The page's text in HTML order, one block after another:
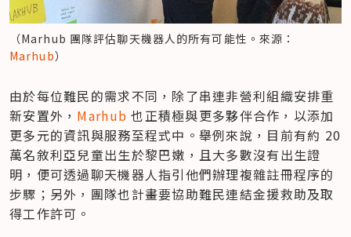
（Marhub 團隊評估聊天機器人的所有可能性。來源：
Marhub）
由於每位難民的需求不同，除了串連非營利組織安排重
新安置外， Marhub 也正積極與更多夥伴合作，以添加
更多元的資訊與服務至程式中。舉例來說，目前有約 20
萬名敘利亞兒童出生於黎巴嫩，且大多數沒有出生證
明，便可透過聊天機器人指引他們辦理複雜註冊程序的
步驟；另外，團隊也計畫要協助難民連結金援救助及取
得工作許可。